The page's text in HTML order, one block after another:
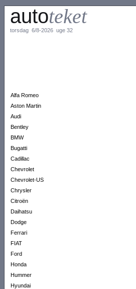
autoteket
torsdag 6/8-2026 uge 32
Alfa Romeo
Aston Martin
Audi
Bentley
BMW
Bugatti
Cadillac
Chevrolet
Chevrolet-US
Chrysler
Citroën
Daihatsu
Dodge
Ferrari
FIAT
Ford
Honda
Hummer
Hyundai